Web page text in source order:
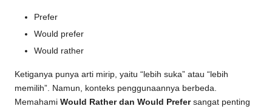
Prefer
Would prefer
Would rather
Ketiganya punya arti mirip, yaitu “lebih suka” atau “lebih
memilih”. Namun, konteks penggunaannya berbeda.
Memahami Would Rather dan Would Prefersangat penting